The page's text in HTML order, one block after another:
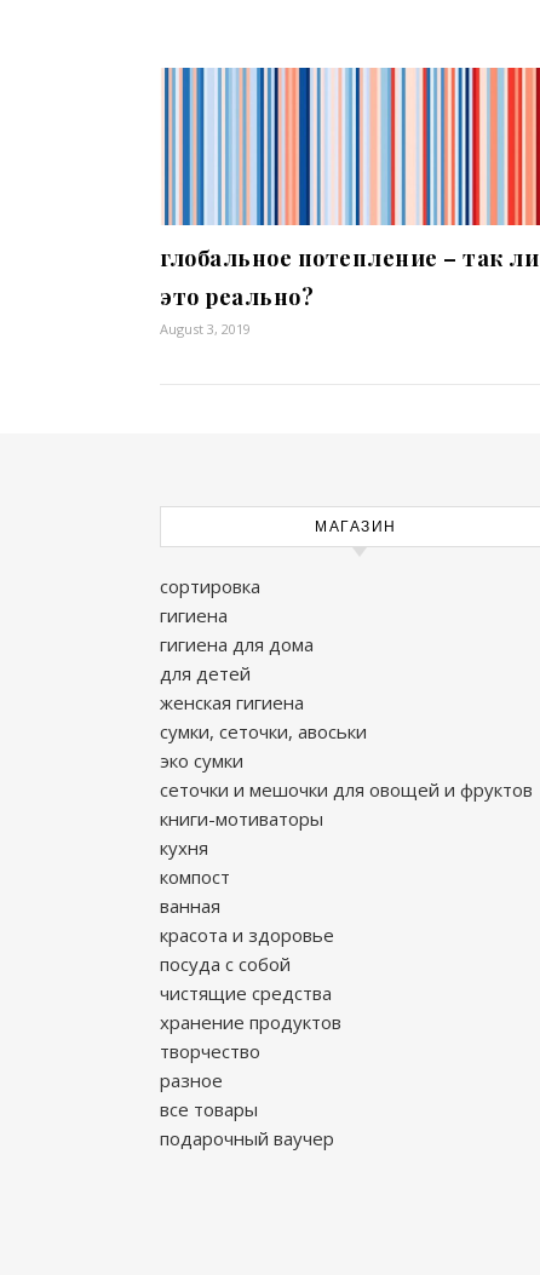
глобальное потепление – так ли
это реально?
August 3, 2019
МАГАЗИН
сортировка
гигиена
гигиена для дома
для детей
женская гигиена
сумки, сеточки, авоськи
эко сумки
сеточки и мешочки для овощей и фруктов
книги-мотиваторы
кухня
компост
ванная
красота и здоровье
посуда с собой
чистящие средства
хранение продуктов
творчество
разное
все товары
подарочный ваучер